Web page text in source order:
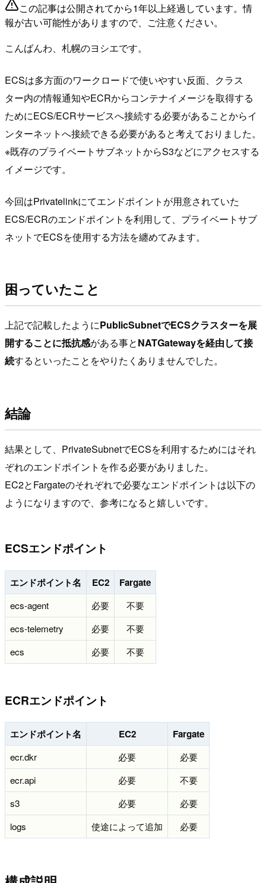
この記事は公開されてから1年以上経過しています。情
報が古い可能性がありますので、ご注意ください。
こんばんわ、札幌のヨシエです。
ECSは多方面のワークロードで使いやすい反面、クラス
ター内の情報通知やECRからコンテナイメージを取得する
ためにECS/ECRサービスへ接続する必要があることからイ
ンターネットへ接続できる必要があると考えておりました。
※既存のプライベートサブネットからS3などにアクセスする
イメージです。
今回はPrivatelinkにてエンドポイントが用意されていた
ECS/ECRのエンドポイントを利用して、プライベートサブ
ネットでECSを使用する方法を纏めてみます。
困っていたこと
上記で記載したようにPublicSubnetでECSクラスターを展
開することに抵抗感がある事とNATGatewayを経由して接
続するといったことをやりたくありませんでした。
結論
結果として、PrivateSubnetでECSを利用するためにはそれ
ぞれのエンドポイントを作る必要がありました。
EC2とFargateのそれぞれで必要なエンドポイントは以下の
ようになりますので、参考になると嬉しいです。
ECSエンドポイント
エンドポイント名 EC2 Fargate
ecs-agent 必要
不要
ecs-telemetry
必要
不要
ecs
必要 不要
ECRエンドポイント
エンドポイント名 EC2 Fargate
ecr.dkr 必要
必要
ecr.api
必要
不要
s3
必要
必要
logs
使途によって追加 必要